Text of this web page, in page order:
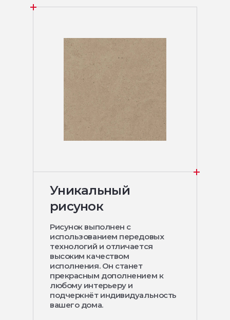
Уникальный
рисунок
Рисунок выполнен с
использованием передовых
технологий и отличается
высоким качеством
исполнения. Он станет
прекрасным дополнением к
любому интерьеру и
подчеркнёт индивидуальность
вашего дома.